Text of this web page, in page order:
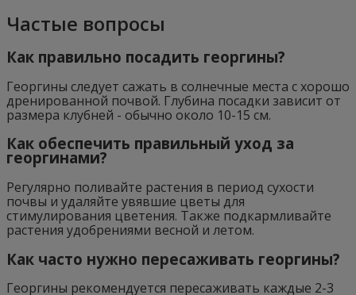
Частые вопросы
Как правильно посадить георгины?
Георгины следует сажать в солнечные места с хорошо
дренированной почвой. Глубина посадки зависит от
размера клубней - обычно около 10-15 см.
Как обеспечить правильный уход за
георгинами?
Регулярно поливайте растения в период сухости
почвы и удаляйте увявшие цветы для
стимулирования цветения. Также подкармливайте
растения удобрениями весной и летом.
Как часто нужно пересаживать георгины?
Георгины рекомендуется пересаживать каждые 2-3